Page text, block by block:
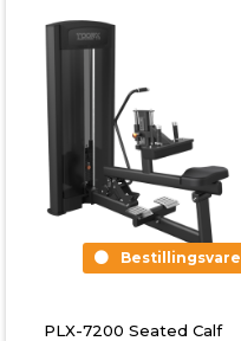
Bestillingsvare
PLX-7200 Seated Calf